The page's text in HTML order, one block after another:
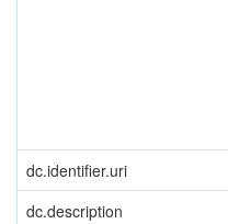
dc.identifier.uri
dc.description